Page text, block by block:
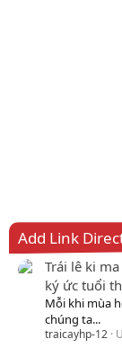
Add Link
Trái lê ki
ký ức tuổi
Mỗi khi mùa
chúng ta...
traicayhp-12